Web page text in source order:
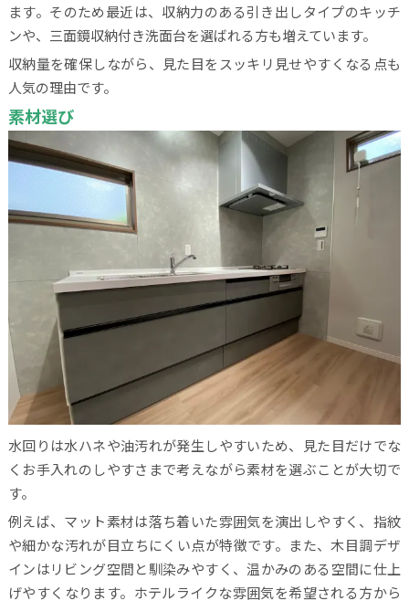
ます。そのため最近は、収納力のある引き出しタイプのキッチ
ンや、三面鏡収納付き洗面台を選ばれる方も増えています。
収納量を確保しながら、見た目をスッキリ見せやすくなる点も
人気の理由です。
素材選び
水回りは水ハネや油汚れが発生しやすいため、見た目だけでな
くお手入れのしやすさまで考えながら素材を選ぶことが大切で
す。
例えば、マット素材は落ち着いた雰囲気を演出しやすく、指紋
や細かな汚れが目立ちにくい点が特徴です。また、木目調デザ
インはリビング空間と馴染みやすく、温かみのある空間に仕上
げやすくなります。ホテルライクな雰囲気を希望される方から